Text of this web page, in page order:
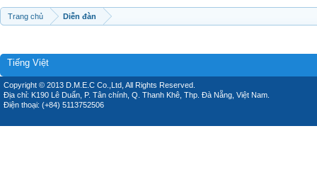
Trang chủ Diễn đàn
Tiếng Việt
Copyright © 2013 D.M.E.C Co.,Ltd, All Rights Reserved.
Địa chỉ: K190 Lê Duẩn, P. Tân chính, Q. Thanh Khê, Thp. Đà Nẵng, Việt Nam.
Điện thoại: (+84) 5113752506